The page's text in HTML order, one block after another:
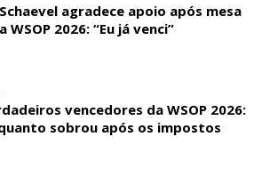
agradece apoio após mesa
WSOP 2026: “Eu já venci”
vencedores da WSOP 2026:
sobrou após os impostos